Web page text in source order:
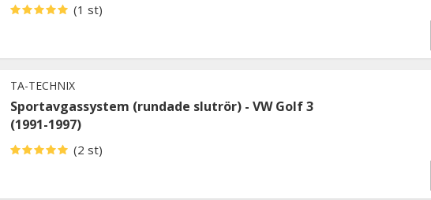
(1 st)
TA-TECHNIX
Sportavgassystem (rundade slutrör) - VW Golf 3
(1991-1997)
(2 st)